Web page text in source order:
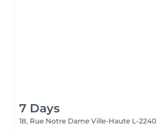
7 Days
18, Rue Notre Dame Ville-Haute L-2240